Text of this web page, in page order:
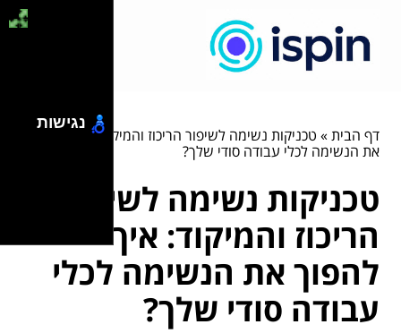
דף הבית» טכניקות נשימה לשיפור הריכוז והמיקוד: איך להפוך
את הנשימה לכלי עבודה סודי שלך?
טכניקות נשימה לשיפור
הריכוז והמיקוד: איך
להפוך את הנשימה לכלי
עבודה סודי שלך?
נגישות